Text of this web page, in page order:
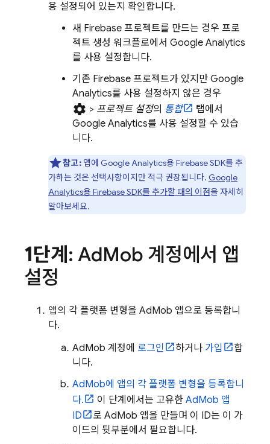
용 설정되어 있는지 확인합니다.
새 Firebase 프로젝트를 만드는 경우 프로
젝트 생성 워크플로에서 Google Analytics
를 사용 설정합니다.
기존 Firebase 프로젝트가 있지만 Google
Analytics를 사용 설정하지 않은 경우
settings > 프로젝트 설정의 통합
탭에서
Google Analytics를 사용 설정할 수 있습
니다.
참고:앱에 Google Analytics용 Firebase SDK를 추
가하는 것은 선택사항이지만 적극 권장됩니다. Google
Analytics용 Firebase SDK를 추가할 때의 이점을 자세히
알아보세요.
1단계 : AdMob 계정에서 앱
설정
앱의 각 플랫폼 변형을 AdMob 앱으로 등록합니
다.
AdMob 계정에 로그인 하거나 가입
합
니다.
AdMob에 앱의 각 플랫폼 변형을 등록합니
다.
이 단계에서는 고유한 AdMob 앱
ID
로 AdMob 앱을 만들며 이 ID는 이 가
이드의 뒷부분에서 필요합니다.